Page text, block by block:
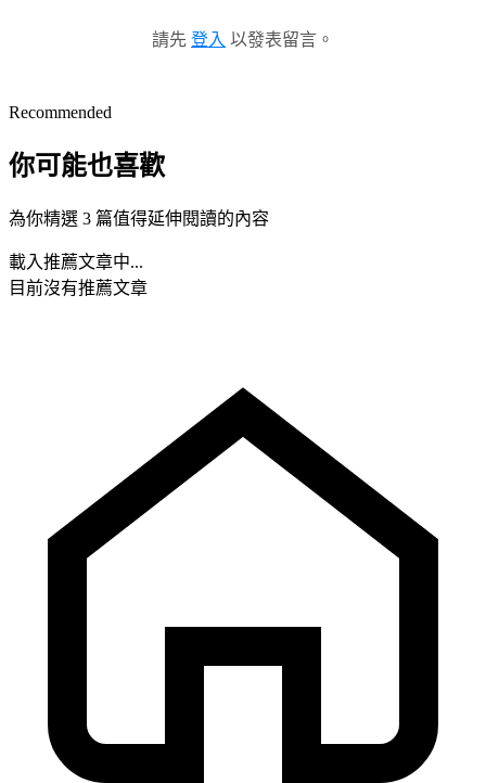
請先 登入 以發表留言。
Recommended
你可能也喜歡
為你精選 3 篇值得延伸閱讀的內容
載入推薦文章中...
目前沒有推薦文章